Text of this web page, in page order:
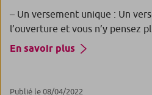
– Un versement unique : Un
l’ouverture et vous n’y pensez
En savoir plus
Publié le 08/04/2022